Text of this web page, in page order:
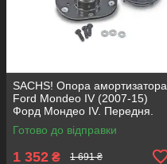
SACHS! Опора амортизатора
Ford Mondeo IV (2007-15)
Форд Мондео IV. Передня.
SM5676 , 803053 , KB652.30
Готово до відправки
1 352 ₴ 1 691 ₴